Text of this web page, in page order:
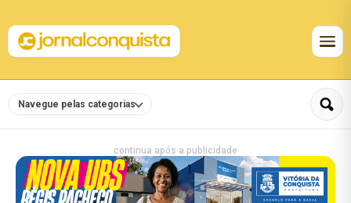
Navegue pelas categorias
continua após a publicidade